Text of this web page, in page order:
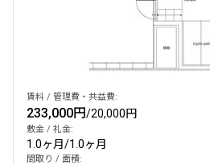
賃料 / 管理費・共益費:
233,000円/20,000円
敷金 / 礼金:
1.0ヶ月/1.0ヶ月
間取り / 面積: